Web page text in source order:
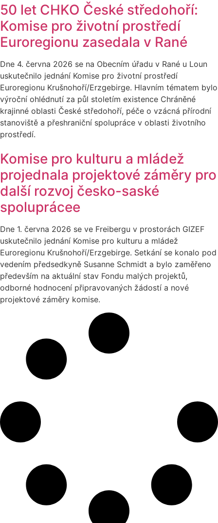
50 let CHKO České středohoří:
Komise pro životní prostředí
Euroregionu zasedala v Rané
Dne 4. června 2026 se na Obecním úřadu v Rané u Loun
uskutečnilo jednání Komise pro životní prostředí
Euroregionu Krušnohoří/Erzgebirge. Hlavním tématem bylo
výroční ohlédnutí za půl stoletím existence Chráněné
krajinné oblasti České středohoří, péče o vzácná přírodní
stanoviště a přeshraniční spolupráce v oblasti životního
prostředí.
Komise pro kulturu a mládež
projednala projektové záměry pro
další rozvoj česko-saské
spoluprácee
Dne 1. června 2026 se ve Freibergu v prostorách GIZEF
uskutečnilo jednání Komise pro kulturu a mládež
Euroregionu Krušnohoří/Erzgebirge. Setkání se konalo pod
vedením předsedkyně Susanne Schmidt a bylo zaměřeno
především na aktuální stav Fondu malých projektů,
odborné hodnocení připravovaných žádostí a nové
projektové záměry komise.